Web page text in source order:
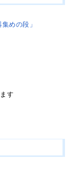
めの段」
す